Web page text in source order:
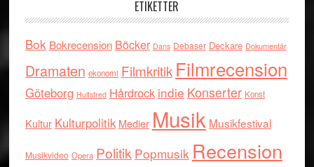
ETIKETTER
Bok Bokrecension Böcker Dans Debaser Deckare Dokumentär
Dramaten ekonomi Filmkritik Filmrecension
Göteborg Hultsfred Hårdrock indie Konserter Konst
Kultur Kulturpolitik Medier Musik Musikfestival
Musikvideo Opera Politik Popmusik Recension